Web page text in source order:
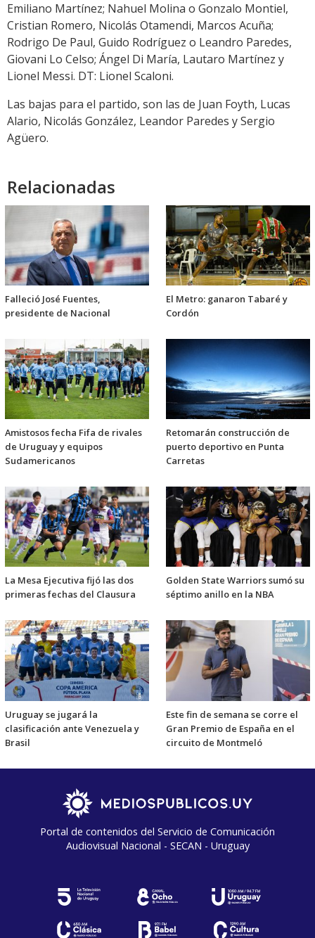
Emiliano Martínez; Nahuel Molina o Gonzalo Montiel,
Cristian Romero, Nicolás Otamendi, Marcos Acuña;
Rodrigo De Paul, Guido Rodríguez o Leandro Paredes,
Giovani Lo Celso; Ángel Di María, Lautaro Martínez y
Lionel Messi. DT: Lionel Scaloni.
Las bajas para el partido, son las de Juan Foyth, Lucas
Alario, Nicolás González, Leandor Paredes y Sergio
Agüero.
Relacionadas
Falleció José Fuentes,
presidente de Nacional
El Metro: ganaron Tabaré y
Cordón
Amistosos fecha Fifa de rivales
de Uruguay y equipos
Sudamericanos
Retomarán construcción de
puerto deportivo en Punta
Carretas
La Mesa Ejecutiva fijó las dos
primeras fechas del Clausura
Golden State Warriors sumó su
séptimo anillo en la NBA
Uruguay se jugará la
clasificación ante Venezuela y
Brasil
Este fin de semana se corre el
Gran Premio de España en el
circuito de Montmeló
Portal de contenidos del Servicio de Comunicación
Audiovisual Nacional - SECAN - Uruguay